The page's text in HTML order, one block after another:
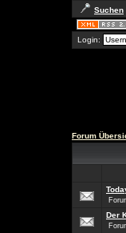
Suchen
Login:
Forum
Der